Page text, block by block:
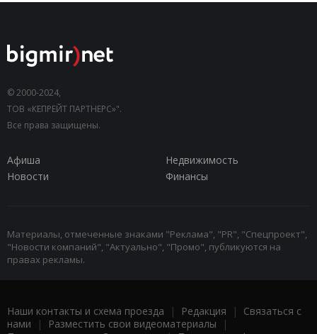
© 2000-2024,
ТОВ «КЕПРЕЙТ ПАРТНЕРС»".
Все права защищены.
Афиша
Недвижимость
Новости
Финансы
Материалы, отмеченные знаками "Реклама", "PR", "Спецпроект",
"Новости компаний", "Актуально", "Промо", публикуются на
правах рекламы.
Наши контакты и схема проезда | Редакция | Связаться с
нами | Разместить свои видеоматериалы |